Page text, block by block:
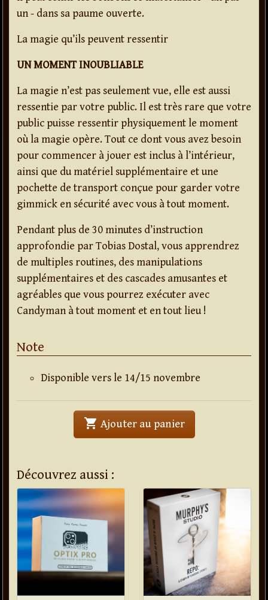
un - dans sa paume ouverte.
La magie qu’ils peuvent ressentir
UN MOMENT INOUBLIABLE
La magie n’est pas seulement vue, elle est aussi
ressentie par votre public. Il est très rare que votre
public puisse ressentir physiquement le moment
où la magie opère. Tout ce dont vous avez besoin
pour commencer à jouer est inclus à l’intérieur,
ainsi que du matériel supplémentaire et une
pochette de transport conçue pour garder votre
gimmick en sécurité avec vous à tout moment.
Pendant plus de 30 minutes d’instruction
approfondie par Tobias Dostal, vous apprendrez
de multiples routines, des manipulations
supplémentaires et des cascades amusantes et
agréables que vous pourrez exécuter avec
Candyman à tout moment et en tout lieu !
Note
Disponible vers le 14/15 novembre
shopping_cart Ajouter au panier' . Candyman . '
Découvrez aussi :